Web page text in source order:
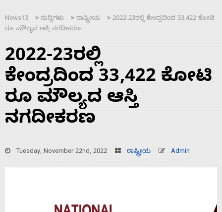
News13 > ಸುದ್ದಿಗಳು > ರಾಷ್ಟ್ರೀಯ > 2022-23ರಲ್ಲಿ ಕೇಂದ್ರದಿಂದ 33,422 ಕೋಟಿ
ರೂ ಮೌಲ್ಯದ ಆಸ್ತಿ ನಗದೀಕರಣ
2022-23ರಲ್ಲಿ
ಕೇಂದ್ರದಿಂದ 33,422 ಕೋಟಿ
ರೂ ಮೌಲ್ಯದ ಆಸ್ತಿ
ನಗದೀಕರಣ
Tuesday, November 22nd, 2022 ರಾಷ್ಟ್ರೀಯ Admin